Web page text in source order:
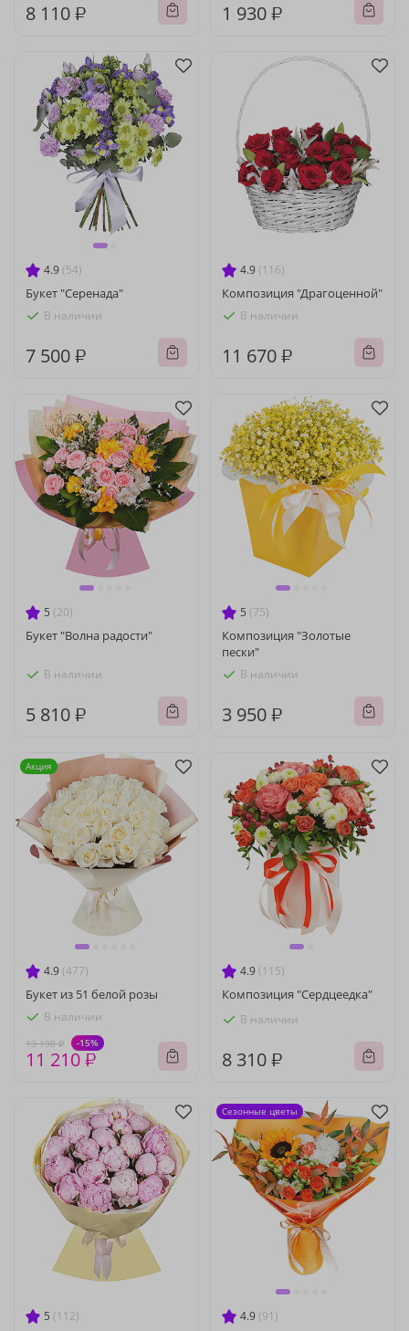
8 110 ₽ 1 930 ₽
4.9 (54)
Букет "Серенада"
В наличии
7 500 ₽
4.9 (116)
Композиция "Драгоценной"
В наличии
11 670 ₽
5 (20)
Букет "Волна радости"
В наличии
5 810 ₽
5 (75)
Композиция "Золотые
пески"
В наличии
3 950 ₽
4.9 (477)
Букет из 51 белой розы
В наличии
13 190 ₽ -15%
11 210 ₽
Акция
4.9 (115)
Композиция "Сердцеедка"
В наличии
8 310 ₽
5 (112) 4.9 (91)
Сезонные цветы